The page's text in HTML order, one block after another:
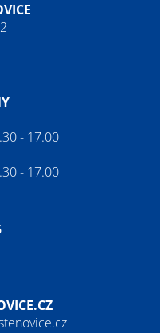
- 17.00
- 17.00